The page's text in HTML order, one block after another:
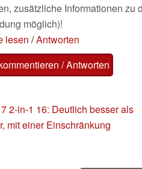
zusätzliche Informationen
möglich)!
lesen /Antworten
/ Antworten
2-in-1 16: Deutlich besser als
mit einer Einschränkung